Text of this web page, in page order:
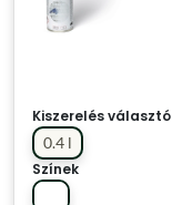
Kiszerelés választó
0.4 l
Színek